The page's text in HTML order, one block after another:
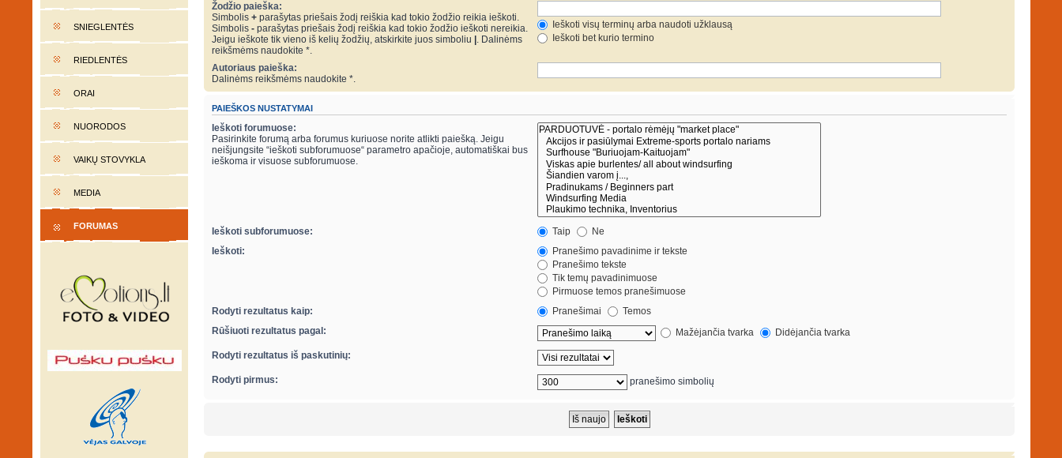
SNIEGLENTĖS
RIEDLENTĖS
ORAI
NUORODOS
VAIKŲ STOVYKLA
MEDIA
FORUMAS
Žodžio paieška:
Simbolis + parašytas priešais žodį reiškia kad tokio žodžio reikia ieškoti.
Simbolis - parašytas priešais žodį reiškia kad tokio žodžio ieškoti nereikia.
Jeigu ieškote tik vieno iš kelių žodžių, atskirkite juos simboliu . Dalinėms
reikšmėms naudokite *.
Ieškoti visų terminų arba naudoti užklausą
Ieškoti bet kurio termino
Autoriaus paieška:
Dalinėms reikšmėms naudokite *.
PAIEŠKOS NUSTATYMAI
Ieškoti forumuose:
Pasirinkite forumą arba forumus kuriuose norite atlikti paiešką. Jeigu
neišjungsite “ieškoti subforumuose“ parametro apačioje, automatiškai bus
ieškoma ir visuose subforumuose.
Ieškoti subforumuose: Taip
Ne
Ieškoti:
Pranešimo pavadinime ir tekste
Pranešimo tekste
Tik temų pavadinimuose
Pirmuose temos pranešimuose
Rodyti rezultatus kaip:
Pranešimai
Temos
Rūšiuoti rezultatus pagal:
Mažėjančia tvarka Didėjančia tvarka
Rodyti rezultatus iš paskutinių:
Rodyti pirmus: pranešimo simbolių